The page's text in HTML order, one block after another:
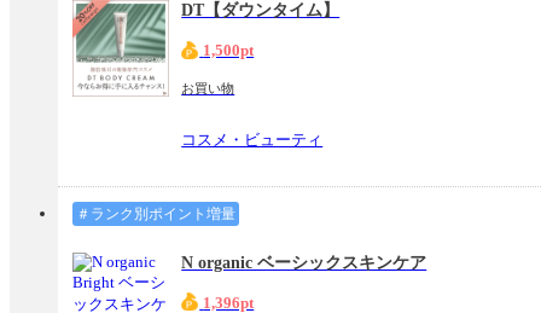
DT【ダウンタイム】
1,500pt
お買い物
コスメ・ビューティ
＃ランク別ポイント増量
N organic ベーシックスキンケア
1,396pt